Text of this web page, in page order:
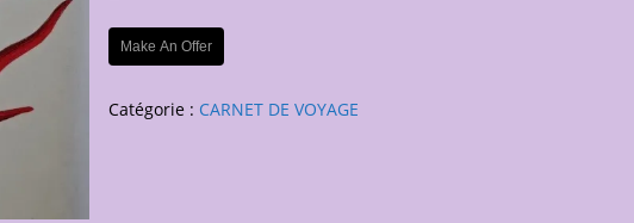
Make An Offer
Catégorie : CARNET DE VOYAGE